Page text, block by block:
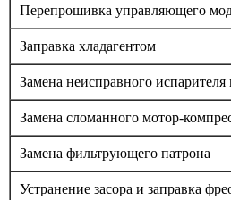
Перепрошивка управляющего
Заправка хладагентом
Замена неисправного
Замена сломанного мотор-
Замена фильтрующего патрона
Устранение засора и заправка